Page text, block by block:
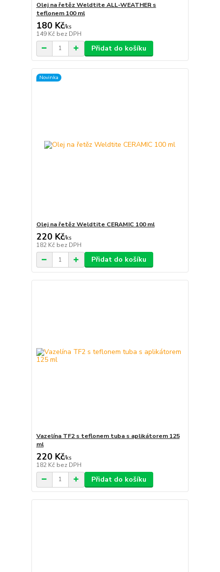
Olej na řetěz Weldtite ALL-WEATHER s
teflonem 100 ml
180 Kč/ks
149 Kč bez DPH
Přidat do košíku
Novinka
Olej na řetěz Weldtite CERAMIC 100 ml
220 Kč/ks
182 Kč bez DPH
Přidat do košíku
Vazelína TF2 s teflonem tuba s aplikátorem 125
ml
220 Kč/ks
182 Kč bez DPH
Přidat do košíku